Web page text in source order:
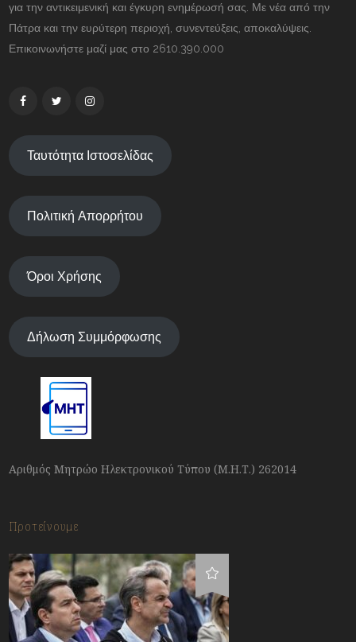
για την αντικειμενική και έγκυρη ενημέρωσή σας. Με νέα από την
Πάτρα και την ευρύτερη περιοχή, συνεντεύξεις, αποκαλύψεις.
Επικοινωνήστε μαζί μας στο 2610.390.000
Ταυτότητα Ιστοσελίδας
Πολιτική Απορρήτου
Όροι Χρήσης
Δήλωση Συμμόρφωσης
Αριθμός Μητρώο Ηλεκτρονικού Τύπου (Μ.Η.Τ.) 262014
Προτείνουμε